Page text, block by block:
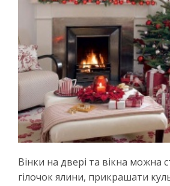
Вінки на двері та вікна можна
гілочок ялини, прикрашати